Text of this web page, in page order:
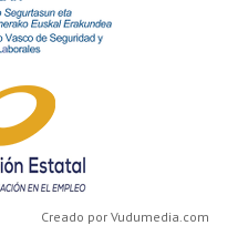
Creado por Vudumedia.com